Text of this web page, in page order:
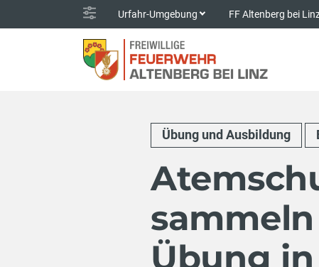
Urfahr-Umgebung FF Altenberg bei
Übung und Ausbildung
Übung